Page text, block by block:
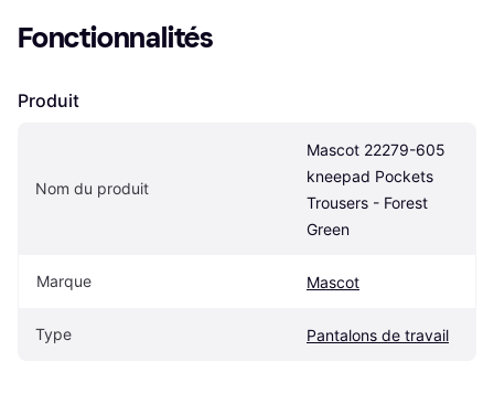
Fonctionnalités
Produit
Nom du produit
Mascot 22279-605
kneepad Pockets
Trousers - Forest
Green
Marque Mascot
Type Pantalons de travail